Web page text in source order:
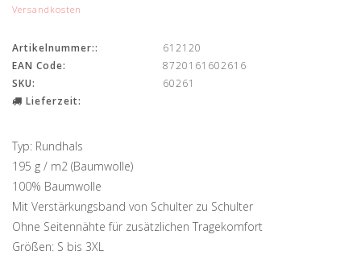
Versandkosten
Artikelnummer::
612120
EAN Code:
8720161602616
SKU:
60261
Lieferzeit:
Typ: Rundhals
195 g / m2 (Baumwolle)
100% Baumwolle
Mit Verstärkungsband von Schulter zu Schulter
Ohne Seitennähte für zusätzlichen Tragekomfort
Größen: S bis 3XL